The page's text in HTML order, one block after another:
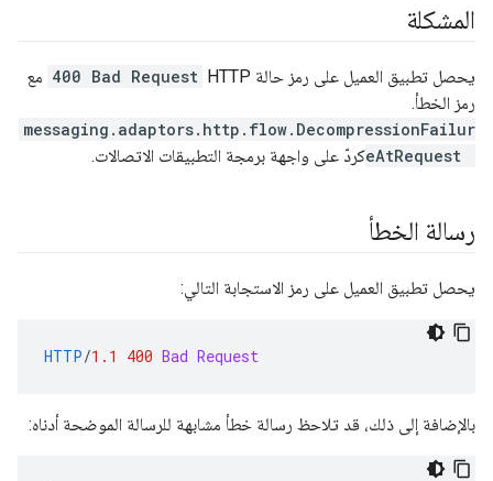
المشكلة
يحصل تطبيق العميل على رمز حالة HTTP 400 Bad Request مع
رمز الخطأ.
messaging.adaptors.http.flow.DecompressionFailur
eAtRequestكردّ على واجهة برمجة التطبيقات الاتصالات.
رسالة الخطأ
يحصل تطبيق العميل على رمز الاستجابة التالي:
HTTP/1.1 400 Bad Request
بالإضافة إلى ذلك، قد تلاحظ رسالة خطأ مشابهة للرسالة الموضحة أدناه: